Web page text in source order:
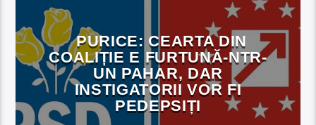
PURICE: CEARTA DIN
COALIȚIE E FURTUNĂ-NTR-
UN PAHAR, DAR
INSTIGATORII VOR FI
PEDEPSIȚI